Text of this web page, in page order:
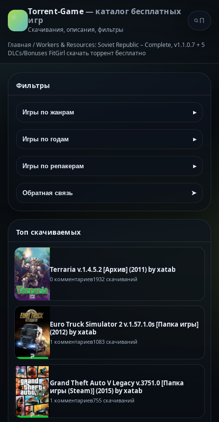
Torrent-Game— каталог бесплатных
игр
Скачивания, описания, фильтры
Главная /Workers & Resources: Soviet Republic – Complete, v1.1.0.7 + 5
DLCs/Bonuses FitGirl скачать торрент бесплатно
Фильтры
Игры по жанрам ▸
Игры по годам ▸
Игры по репакерам ▸
Обратная связь ➤
Топ скачиваемых
Terraria v.1.4.5.2 [Архив] (2011) by xatab
0 комментариев1932 скачиваний
Euro Truck Simulator 2 v.1.57.1.0s [Папка игры]
(2012) by xatab
1 комментариев1083 скачиваний
Grand Theft Auto V Legacy v.3751.0 [Папка
игры (Steam)] (2015) by xatab
1 комментариев755 скачиваний